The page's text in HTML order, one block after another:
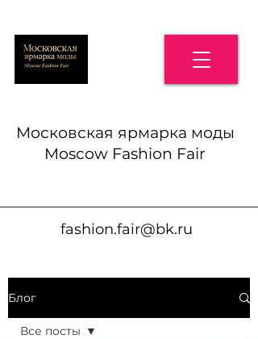
Московская ярмарка моды
Moscow Fashion Fair
fashion.fair@bk.ru
Блог
Все посты